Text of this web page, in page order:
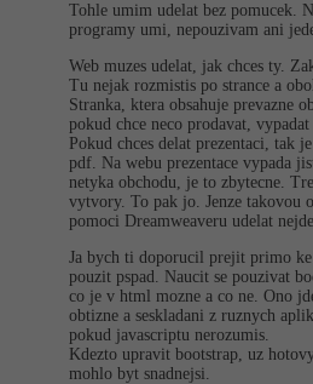
WordPress specialista
SEO specialista
Umělá inteligence (AI) -
Pro děti
Více
Fórum
Linux
Sítě
Kybernetická bezpečnost
Elektronický podpis
Fórum
Fórum
Příběhy absolventů
Kariéra
Pro firmy
Tohle umim udelat bez pomucek.
programy umi, nepouzivam ani
Web muzes udelat, jak chces ty.
Tu nejak rozmistis po strance a
Stranka, ktera obsahuje prevazne
pokud chce neco prodavat,
Pokud chces delat prezentaci, tak
pdf. Na webu prezentace vypada
netyka obchodu, je to zbytecne.
vytvory. To pak jo. Jenze takovou
pomoci Dreamweaveru udelat
Ja bych ti doporucil prejit primo
pouzit pspad. Naucit se pouzivat
co je v html mozne a co ne. Ono
obtizne a seskladani z ruznych
pokud javascriptu nerozumis.
Kdezto upravit bootstrap, uz
mohlo byt snadnejsi.